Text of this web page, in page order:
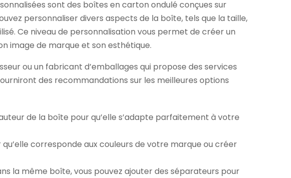
sont des boîtes en carton ondulé conçues sur
personnaliser divers aspects de la boîte, tels que la taille,
Ce niveau de personnalisation vous permet de créer un
image de marque et son esthétique.
ou un fabricant d’emballages qui propose des services
des recommandations sur les meilleures options
de la boîte pour qu’elle s’adapte parfaitement à votre
corresponde aux couleurs de votre marque ou créer
la même boîte, vous pouvez ajouter des séparateurs pour